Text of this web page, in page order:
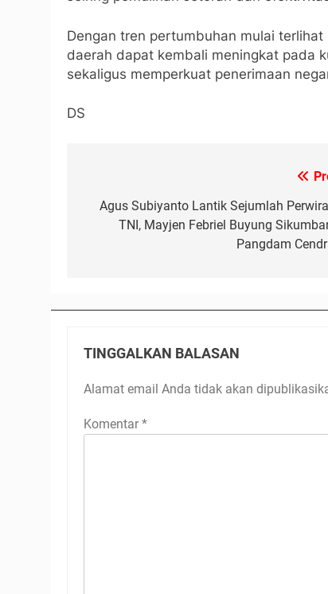
Dengan tren pertumbuhan mulai
daerah dapat kembali meningkat pada
sekaligus memperkuat penerimaan
DS
pos
Agus Subiyanto Lantik Sejumlah
TNI, Mayjen Febriel Buyung
Pangdam
TINGGALKAN BALASAN
Alamat email Anda tidak akan
Komentar *